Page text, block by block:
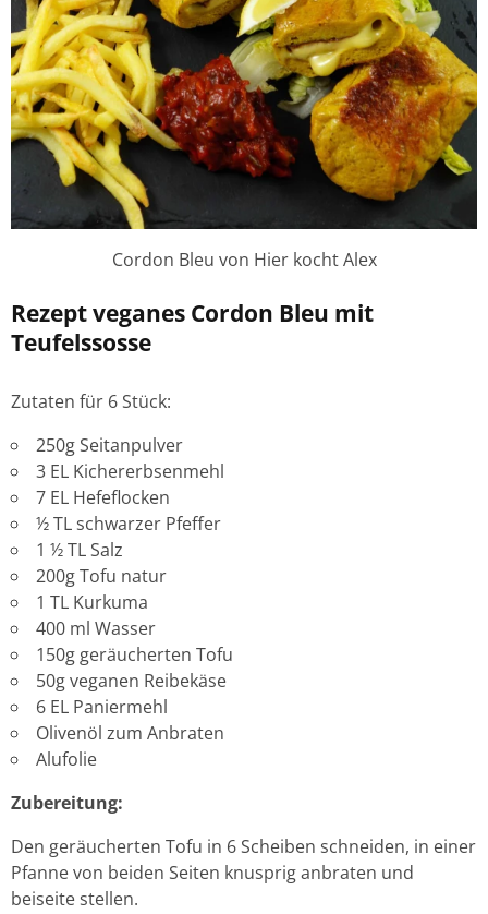
Cordon Bleu von Hier kocht Alex
Rezept veganes Cordon Bleu mit
Teufelssosse
Zutaten für 6 Stück:
250g Seitanpulver
3 EL Kichererbsenmehl
7 EL Hefeflocken
½ TL schwarzer Pfeffer
1 ½ TL Salz
200g Tofu natur
1 TL Kurkuma
400 ml Wasser
150g geräucherten Tofu
50g veganen Reibekäse
6 EL Paniermehl
Olivenöl zum Anbraten
Alufolie
Zubereitung:
Den geräucherten Tofu in 6 Scheiben schneiden, in einer
Pfanne von beiden Seiten knusprig anbraten und
beiseite stellen.